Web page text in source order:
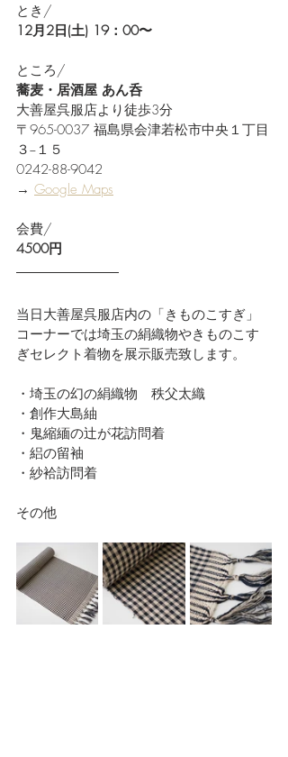
とき/
12月2日(土) 19：00〜
ところ/
蕎麦・居酒屋 あん呑
大善屋呉服店より徒歩3分
〒965-0037 福島県会津若松市中央１丁目
３−１５
0242-88-9042
→ Google Maps
会費/
4500円
当日大善屋呉服店内の「きものこすぎ」
コーナーでは埼玉の絹織物やきものこす
ぎセレクト着物を展示販売致します。
・埼玉の幻の絹織物　秩父太織
・創作大島紬
・鬼縮緬の辻が花訪問着
・絽の留袖
・紗袷訪問着
その他